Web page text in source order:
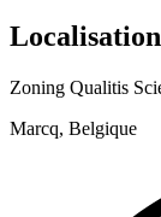
Localisation
Zoning Qualitis
Marcq, Belgique